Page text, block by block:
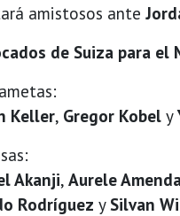
amistosos ante
de Suiza para el
Keller, Gregor Kobel y
Akanji, Aurele Amenda
Rodríguez y Silvan